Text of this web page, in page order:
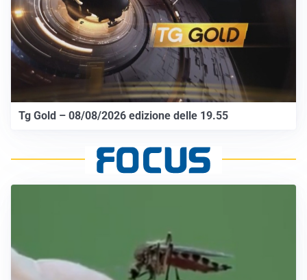
Tg Gold – 08/08/2026 edizione delle 19.55